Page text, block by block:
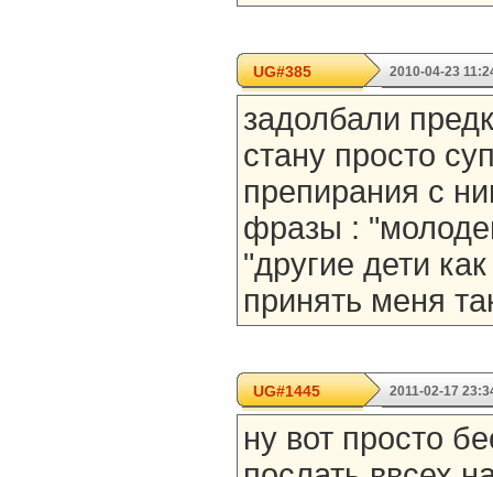
UG#385 2010-04-23
задолбали
стану просто
препирания с
фразы :
"другие дети
принять меня
UG#1445 2011-02-17
ну вот просто